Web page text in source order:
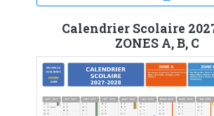
Calendrier Scolaire
ZONES A, B, C